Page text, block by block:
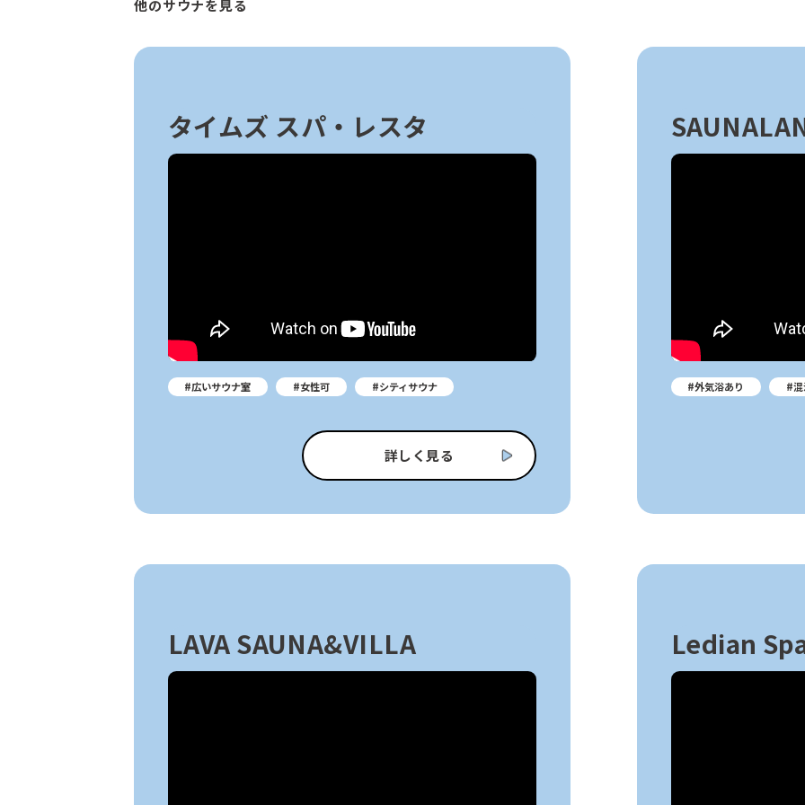
他のサウナを見る
タイムズ スパ・レスタ
#広いサウナ室 #女性可 #シティサウナ
詳しく見る
#外気浴あり #
LAVA SAUNA&VILLA Ledian